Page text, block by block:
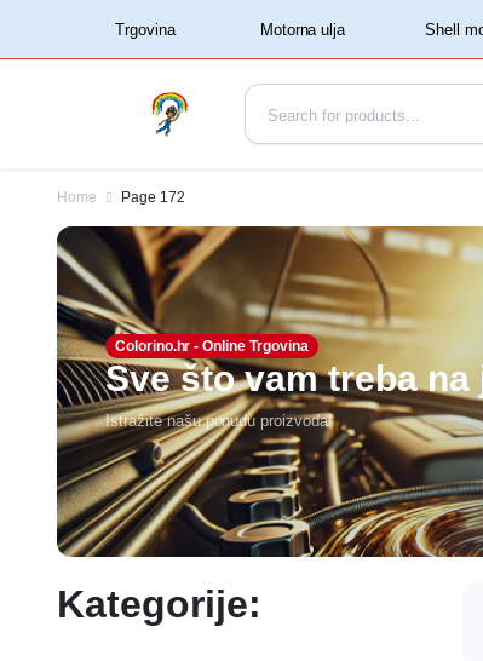
‏‏‎ ‏‏‎ ‎‎Trgovina‏‏‎ ‎
Home Page 172
Colorino.hr - Online Trgovina
Sve što vam treba
Istražite našu ponudu proizvoda!
Kategorije: